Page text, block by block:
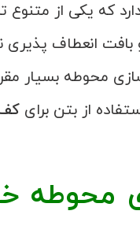
که یکی از متنوع
انعطاف پذیری
محوطه بسیار
از بتن برای
محوطه